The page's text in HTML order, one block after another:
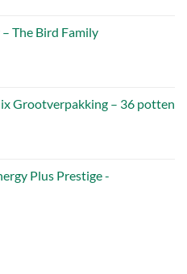
The Bird Family
Grootverpakking – 36 potten
Plus Prestige -